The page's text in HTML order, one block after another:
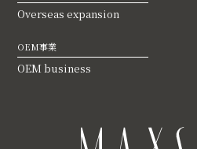
Overseas expansion
OEM事業
OEM business